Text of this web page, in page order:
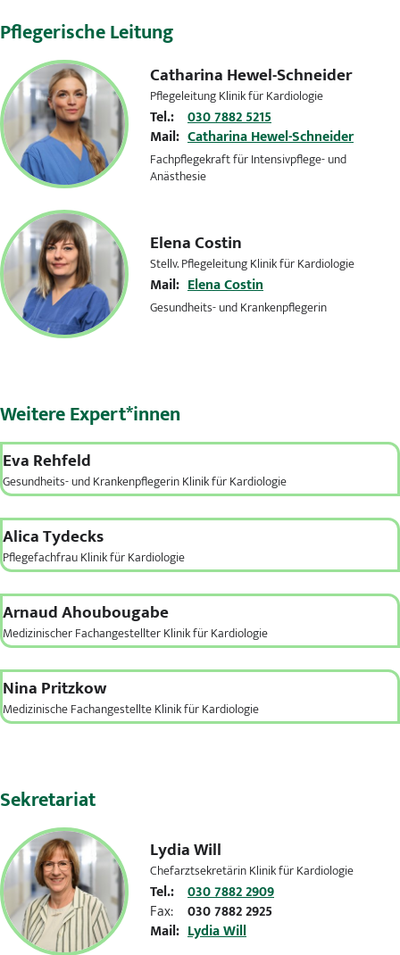
Pflegerische Leitung
Catharina Hewel-Schneider
Pflegeleitung Klinik für Kardiologie
Tel.: 030 7882 5215
Mail: Catharina Hewel-Schneider
Fachpflegekraft für Intensivpflege- und
Anästhesie
Elena Costin
Stellv. Pflegeleitung Klinik für Kardiologie
Mail: Elena Costin
Gesundheits- und Krankenpflegerin
Weitere Expert*innen
Eva Rehfeld
Gesundheits- und Krankenpflegerin Klinik für Kardiologie
Alica Tydecks
Pflegefachfrau Klinik für Kardiologie
Arnaud Ahoubougabe
Medizinischer Fachangestellter Klinik für Kardiologie
Nina Pritzkow
Medizinische Fachangestellte Klinik für Kardiologie
Sekretariat
Lydia Will
Chefarztsekretärin Klinik für Kardiologie
Tel.: 030 7882 2909
Fax: 030 7882 2925
Mail: Lydia Will